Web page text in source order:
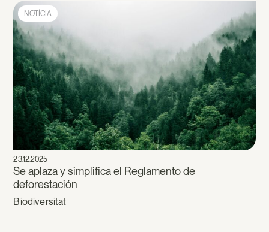
NOTÍCIA
23.12.2025
Se aplaza y simplifica el Reglamento de
deforestación
Biodiversitat